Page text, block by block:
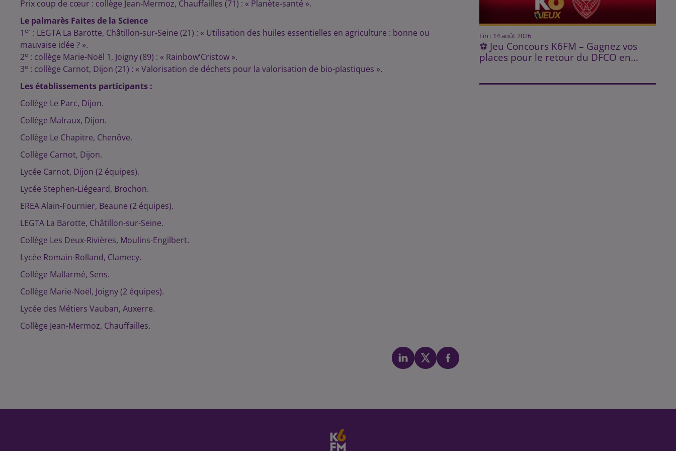
Prix coup de cœur : collège Jean-Mermoz, Chauffailles (71) : « Planète-santé ».
Le palmarès Faites de la Science
1er : LEGTA La Barotte, Châtillon-sur-Seine (21) : « Utilisation des huiles essentielles en agriculture : bonne ou
mauvaise idée ? ».
2e : collège Marie-Noël 1, Joigny (89) : « Rainbow'Cristow ».
3e : collège Carnot, Dijon (21) : « Valorisation de déchets pour la valorisation de bio-plastiques ».
Les établissements participants :
Collège Le Parc, Dijon.
Collège Malraux, Dijon.
Collège Le Chapitre, Chenôve.
Collège Carnot, Dijon.
Lycée Carnot, Dijon (2 équipes).
Lycée Stephen-Liégeard, Brochon.
EREA Alain-Fournier, Beaune (2 équipes).
LEGTA La Barotte, Châtillon-sur-Seine.
Collège Les Deux-Rivières, Moulins-Engilbert.
Lycée Romain-Rolland, Clamecy.
Collège Mallarmé, Sens.
Collège Marie-Noël, Joigny (2 équipes).
Lycée des Métiers Vauban, Auxerre.
Collège Jean-Mermoz, Chauffailles.
Fin : 14 août 2026
⚽ Jeu Concours K6FM – Gagnez vos
places pour le retour du DFCO en...